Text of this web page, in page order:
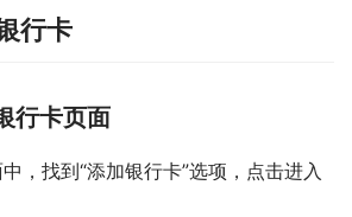
行卡
行卡页面
，找到“添加银行卡”选项，点击进入